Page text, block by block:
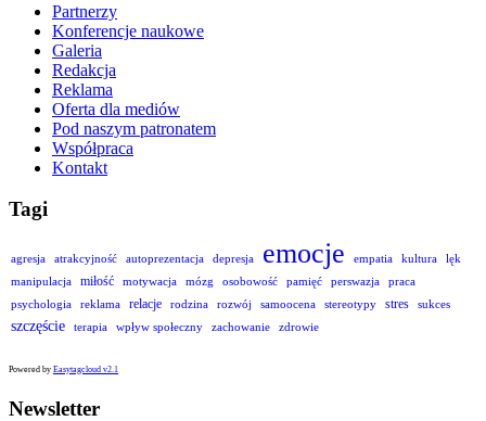
Partnerzy
Konferencje naukowe
Galeria
Redakcja
Reklama
Oferta dla mediów
Pod naszym patronatem
Współpraca
Kontakt
Tagi
agresja atrakcyjność autoprezentacja depresja emocje empatia kultura
lęk
manipulacja
miłość motywacja mózg osobowość pamięć perswazja
praca
psychologia
reklama relacje rodzina rozwój samoocena stereotypy stres sukces
szczęście terapia wpływ społeczny zachowanie zdrowie
Powered by Easytagcloud v2.1
Newsletter